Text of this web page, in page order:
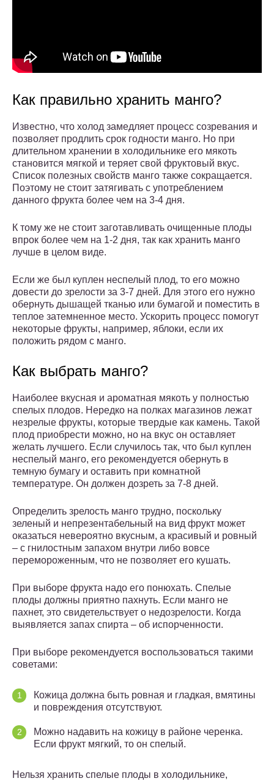
Как правильно хранить манго?
Известно, что холод замедляет процесс созревания и
позволяет продлить срок годности манго. Но при
длительном хранении в холодильнике его мякоть
становится мягкой и теряет свой фруктовый вкус.
Список полезных свойств манго также сокращается.
Поэтому не стоит затягивать с употреблением
данного фрукта более чем на 3-4 дня.
К тому же не стоит заготавливать очищенные плоды
впрок более чем на 1-2 дня, так как хранить манго
лучше в целом виде.
Если же был куплен неспелый плод, то его можно
довести до зрелости за 3-7 дней. Для этого его нужно
обернуть дышащей тканью или бумагой и поместить в
теплое затемненное место. Ускорить процесс помогут
некоторые фрукты, например, яблоки, если их
положить рядом с манго.
Как выбрать манго?
Наиболее вкусная и ароматная мякоть у полностью
спелых плодов. Нередко на полках магазинов лежат
незрелые фрукты, которые твердые как камень. Такой
плод приобрести можно, но на вкус он оставляет
желать лучшего. Если случилось так, что был куплен
неспелый манго, его рекомендуется обернуть в
темную бумагу и оставить при комнатной
температуре. Он должен дозреть за 7-8 дней.
Определить зрелость манго трудно, поскольку
зеленый и непрезентабельный на вид фрукт может
оказаться невероятно вкусным, а красивый и ровный
– с гнилостным запахом внутри либо вовсе
перемороженным, что не позволяет его кушать.
При выборе фрукта надо его понюхать. Спелые
плоды должны приятно пахнуть. Если манго не
пахнет, это свидетельствует о недозрелости. Когда
выявляется запах спирта – об испорченности.
При выборе рекомендуется воспользоваться такими
советами:
Кожица должна быть ровная и гладкая, вмятины
и повреждения отсутствуют.
Можно надавить на кожицу в районе черенка.
Если фрукт мягкий, то он спелый.
Нельзя хранить спелые плоды в холодильнике,